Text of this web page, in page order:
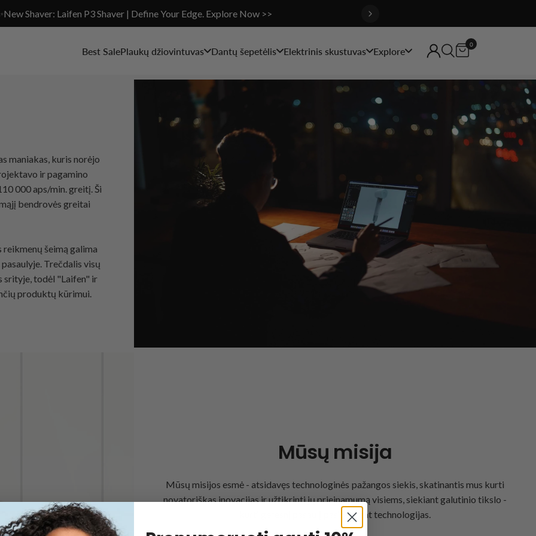
Shaver: Laifen P3 Shaver | Define Your Edge. Explore Now >>
Best SalePlaukų džiovintuvas Dantų šepetėlis Elektrinis skustuvas Explore
0
maniakas, kuris norėjo
ir pagamino
000 aps/min. greitį. Ši
bendrovės greitai
šeimą galima
Trečdalis visų
todėl "Laifen" ir
produktų kūrimui.
Mūsų misija
Mūsų misijos esmė - atsidavęs technologinės pažangos siekis, skatinantis mus kurti
novatoriškas inovacijas ir užtikrinti jų prieinamumą visiems, siekiant galutinio tikslo -
kurti geresnį pasaulį pasitelkiant technologijas.